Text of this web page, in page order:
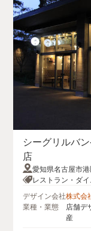
シーグリルバ
店
愛知県名古屋市
丁目2−1
レストラン・ダ
デザイン会社株式会
業種・業態
店舗デ
産